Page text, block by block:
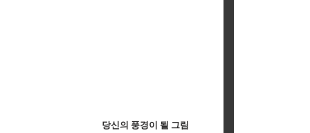
당신의 풍경이 될 그림